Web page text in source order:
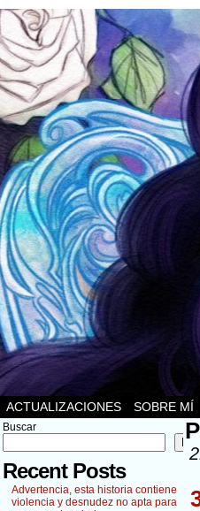
ACTUALIZACIONES SOBRE MÍ
Buscar
Recent Posts
Advertencia, esta historia contiene
violencia y desnudez no apta para